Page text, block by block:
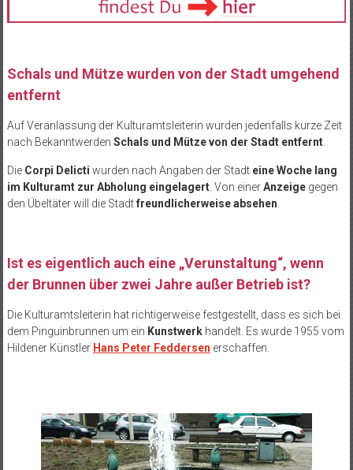
Schals und Mütze wurden von der Stadt umgehend
entfernt
Auf Veranlassung der Kulturamtsleiterin wurden jedenfalls kurze Zeit
nach Bekanntwerden Schals und Mütze von der Stadt entfernt.
Die Corpi Delicti wurden nach Angaben der Stadt eine Woche lang
im Kulturamt zur Abholung eingelagert. Von einerAnzeigegegen
den Übeltäter will die Stadtfreundlicherweise absehen.
Ist es eigentlich auch eine „Verunstaltung“, wenn
der Brunnen über zwei Jahre außer Betrieb ist?
Die Kulturamtsleiterin hat richtigerweise festgestellt, dass es sich bei
dem Pinguinbrunnen um ein Kunstwerkhandelt. Es wurde 1955 vom
Hildener Künstler Hans Peter Feddersen erschaffen.